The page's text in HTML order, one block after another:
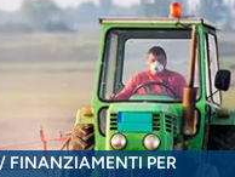
FINANZIAMENTI PER